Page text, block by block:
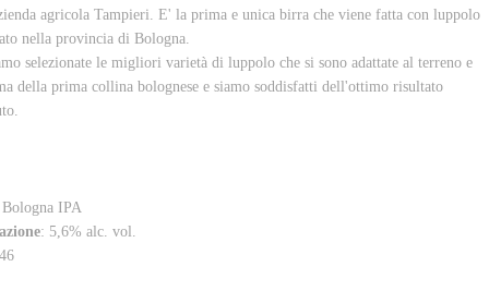
agricola Tampieri. E' la prima e unica birra che viene fatta con luppolo
nella provincia di Bologna.
selezionate le migliori varietà di luppolo che si sono adattate al terreno e
della prima collina bolognese e siamo soddisfatti dell'ottimo risultato
IPA
: 5,6% alc. vol.